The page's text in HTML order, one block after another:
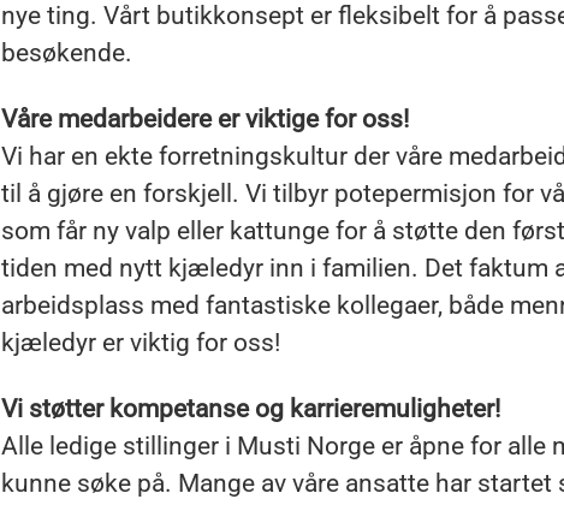
nye ting. Vårt butikkonsept er fleksibelt for å
besøkende.
Våre medarbeidere er viktige for oss!
Vi har en ekte forretningskultur der våre
til å gjøre en forskjell. Vi tilbyr potepermisjon for
som får ny valp eller kattunge for å støtte den
tiden med nytt kjæledyr inn i familien. Det faktum
arbeidsplass med fantastiske kollegaer, både
kjæledyr er viktig for oss!
Vi støtter kompetanse og karrieremuligheter!
Alle ledige stillinger i Musti Norge er åpne for alle
kunne søke på. Mange av våre ansatte har startet